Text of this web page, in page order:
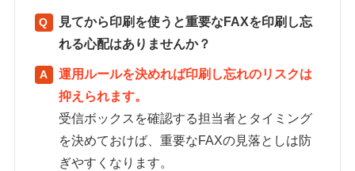
見てから印刷を使うと重要なFAXを印刷し忘
れる心配はありませんか？
運用ルールを決めれば印刷し忘れのリスクは
抑えられます。
受信ボックスを確認する担当者とタイミング
を決めておけば、重要なFAXの見落としは防
ぎやすくなります。